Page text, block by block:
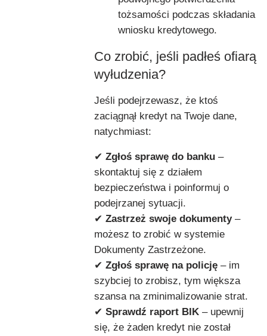
tożsamości podczas składania
wniosku kredytowego.
Co zrobić, jeśli padłeś ofiarą
wyłudzenia?
Jeśli podejrzewasz, że ktoś
zaciągnął kredyt na Twoje dane,
natychmiast:
✔ Zgłoś sprawę do banku –
skontaktuj się z działem
bezpieczeństwa i poinformuj o
podejrzanej sytuacji.
✔ Zastrzeż swoje dokumenty–
możesz to zrobić w systemie
Dokumenty Zastrzeżone.
✔ Zgłoś sprawę na policję – im
szybciej to zrobisz, tym większa
szansa na zminimalizowanie strat.
✔ Sprawdź raport BIK – upewnij
się, że żaden kredyt nie został